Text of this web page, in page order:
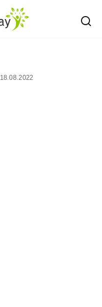
18.08.2022